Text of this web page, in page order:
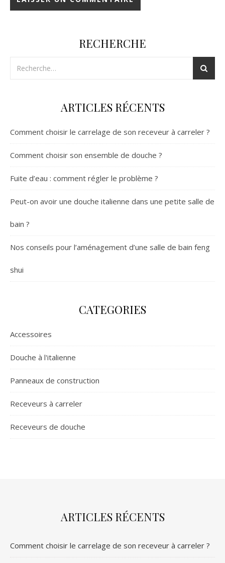
RECHERCHE
ARTICLES RÉCENTS
Comment choisir le carrelage de son receveur à carreler ?
Comment choisir son ensemble de douche ?
Fuite d’eau : comment régler le problème ?
Peut-on avoir une douche italienne dans une petite salle de
bain ?
Nos conseils pour l’aménagement d’une salle de bain feng
shui
CATEGORIES
Accessoires
Douche à l'italienne
Panneaux de construction
Receveurs à carreler
Receveurs de douche
ARTICLES RÉCENTS
Comment choisir le carrelage de son receveur à carreler ?